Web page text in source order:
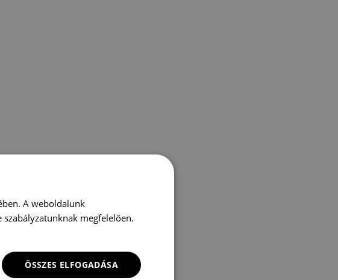
A weboldalunk
szabályzatunknak megfelelően.
ÖSSZES ELFOGADÁSA